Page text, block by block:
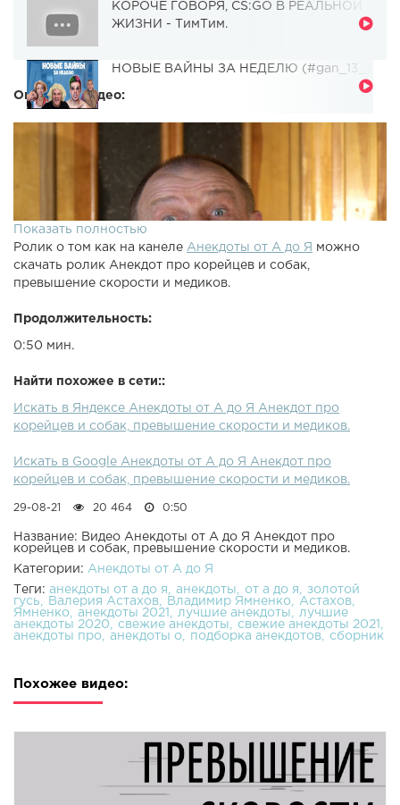
КОРОЧЕ ГОВОРЯ, CS:GO В РЕАЛЬНОЙ
ЖИЗНИ - ТимТим.
НОВЫЕ ВАЙНЫ ЗА НЕДЕЛЮ (#gan_13_)
Описание видео:
Показать полностью
Ролик о том как на канеле Анекдоты от А до Я можно
скачать ролик Анекдот про корейцев и собак,
превышение скорости и медиков.
Продолжительность:
0:50 мин.
Найти похожее в сети::
Искать в Яндексе Анекдоты от А до Я Анекдот про
корейцев и собак, превышение скорости и медиков.
Искать в Google Анекдоты от А до Я Анекдот про
корейцев и собак, превышение скорости и медиков.
29-08-21 20 464 0:50
Название: Видео Анекдоты от А до Я Анекдот про
корейцев и собак, превышение скорости и медиков.
Категории: Анекдоты от А до Я
Теги: анекдоты от а до я анекдоты от а до я
золотой
гусь
Валерия Астахов Владимир Ямненко
Астахов
Ямненко
анекдоты 2021 лучшие анекдоты
лучшие
анекдоты 2020
свежие анекдоты
свежие анекдоты 2021
анекдоты про
анекдоты о подборка анекдотов сборник
Похожее видео: